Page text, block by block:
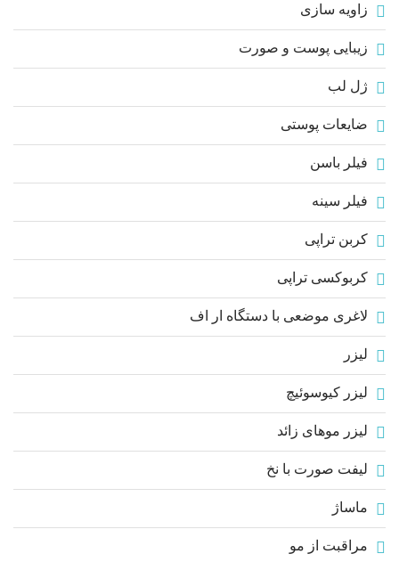
زاویه سازی
زیبایی پوست و صورت
ژل لب
ضایعات پوستی
فیلر باسن
فیلر سینه
کربن تراپی
کربوکسی تراپی
لاغری موضعی با دستگاه ار اف
لیزر
لیزر کیوسوئیچ
لیزر موهای زائد
لیفت صورت با نخ
ماساژ
مراقبت از مو